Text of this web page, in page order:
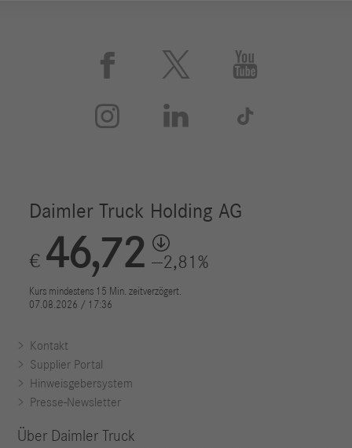
 


 
Kontakt
Supplier Portal
Hinweisgebersystem
Presse-Newsletter
Über Daimler Truck